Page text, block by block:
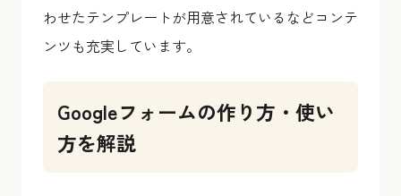
わせたテンプレートが用意されているなどコンテ
ンツも充実しています。
Googleフォームの作り方・使い
方を解説